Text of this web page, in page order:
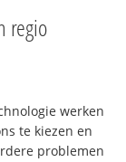
regio
werken
te kiezen en
problemen